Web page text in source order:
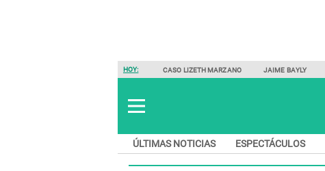
HOY: CASO LIZETH MARZANO JAIME BAYLY
ÚLTIMAS NOTICIAS ESPECTÁCULOS